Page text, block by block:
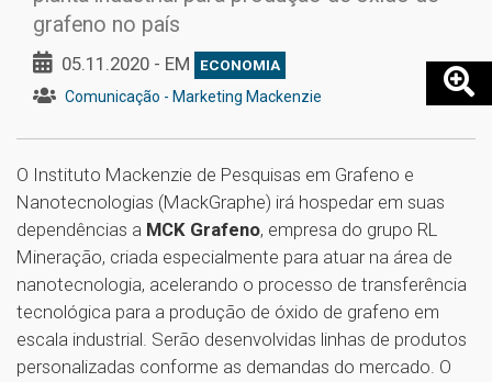
grafeno no país
05.11.2020 - EM ECONOMIA
Comunicação - Marketing Mackenzie
O Instituto Mackenzie de Pesquisas em Grafeno e
Nanotecnologias (MackGraphe) irá hospedar em suas
dependências a MCK Grafeno, empresa do grupo RL
Mineração, criada especialmente para atuar na área de
nanotecnologia, acelerando o processo de transferência
tecnológica para a produção de óxido de grafeno em
escala industrial. Serão desenvolvidas linhas de produtos
personalizadas conforme as demandas do mercado. O